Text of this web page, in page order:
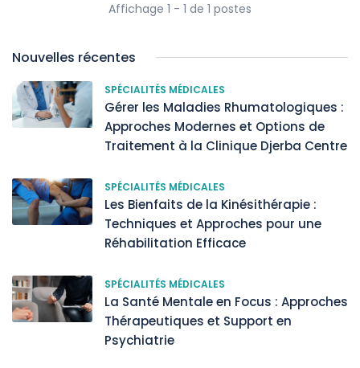
Affichage 1 - 1 de 1 postes
Nouvelles récentes
SPÉCIALITÉS MÉDICALES
Gérer les Maladies Rhumatologiques :
Approches Modernes et Options de
Traitement à la Clinique Djerba Centre
SPÉCIALITÉS MÉDICALES
Les Bienfaits de la Kinésithérapie :
Techniques et Approches pour une
Réhabilitation Efficace
SPÉCIALITÉS MÉDICALES
La Santé Mentale en Focus : Approches
Thérapeutiques et Support en
Psychiatrie